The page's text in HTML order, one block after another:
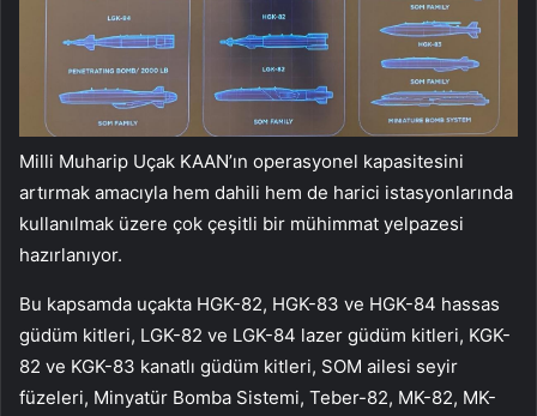
Milli Muharip Uçak KAAN’ın operasyonel kapasitesini
artırmak amacıyla hem dahili hem de harici istasyonlarında
kullanılmak üzere çok çeşitli bir mühimmat yelpazesi
hazırlanıyor.
Bu kapsamda uçakta HGK-82, HGK-83 ve HGK-84 hassas
güdüm kitleri, LGK-82 ve LGK-84 lazer güdüm kitleri, KGK-
82 ve KGK-83 kanatlı güdüm kitleri, SOM ailesi seyir
füzeleri, Minyatür Bomba Sistemi, Teber-82, MK-82, MK-